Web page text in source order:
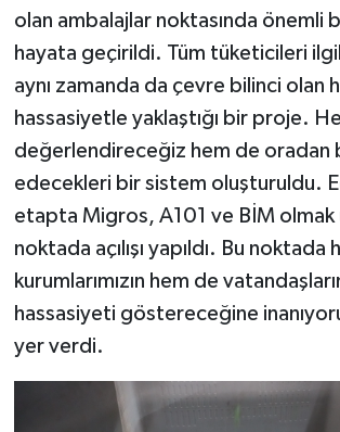
olan ambalajlar noktasında önemli
hayata geçirildi. Tüm tüketicileri
aynı zamanda da çevre bilinci olan
hassasiyetle yaklaştığı bir proje.
değerlendireceğiz hem de oradan
edecekleri bir sistem oluşturuldu.
etapta Migros, A101 ve BİM olmak
noktada açılışı yapıldı. Bu noktada
kurumlarımızın hem de
hassasiyeti göstereceğine
yer verdi.